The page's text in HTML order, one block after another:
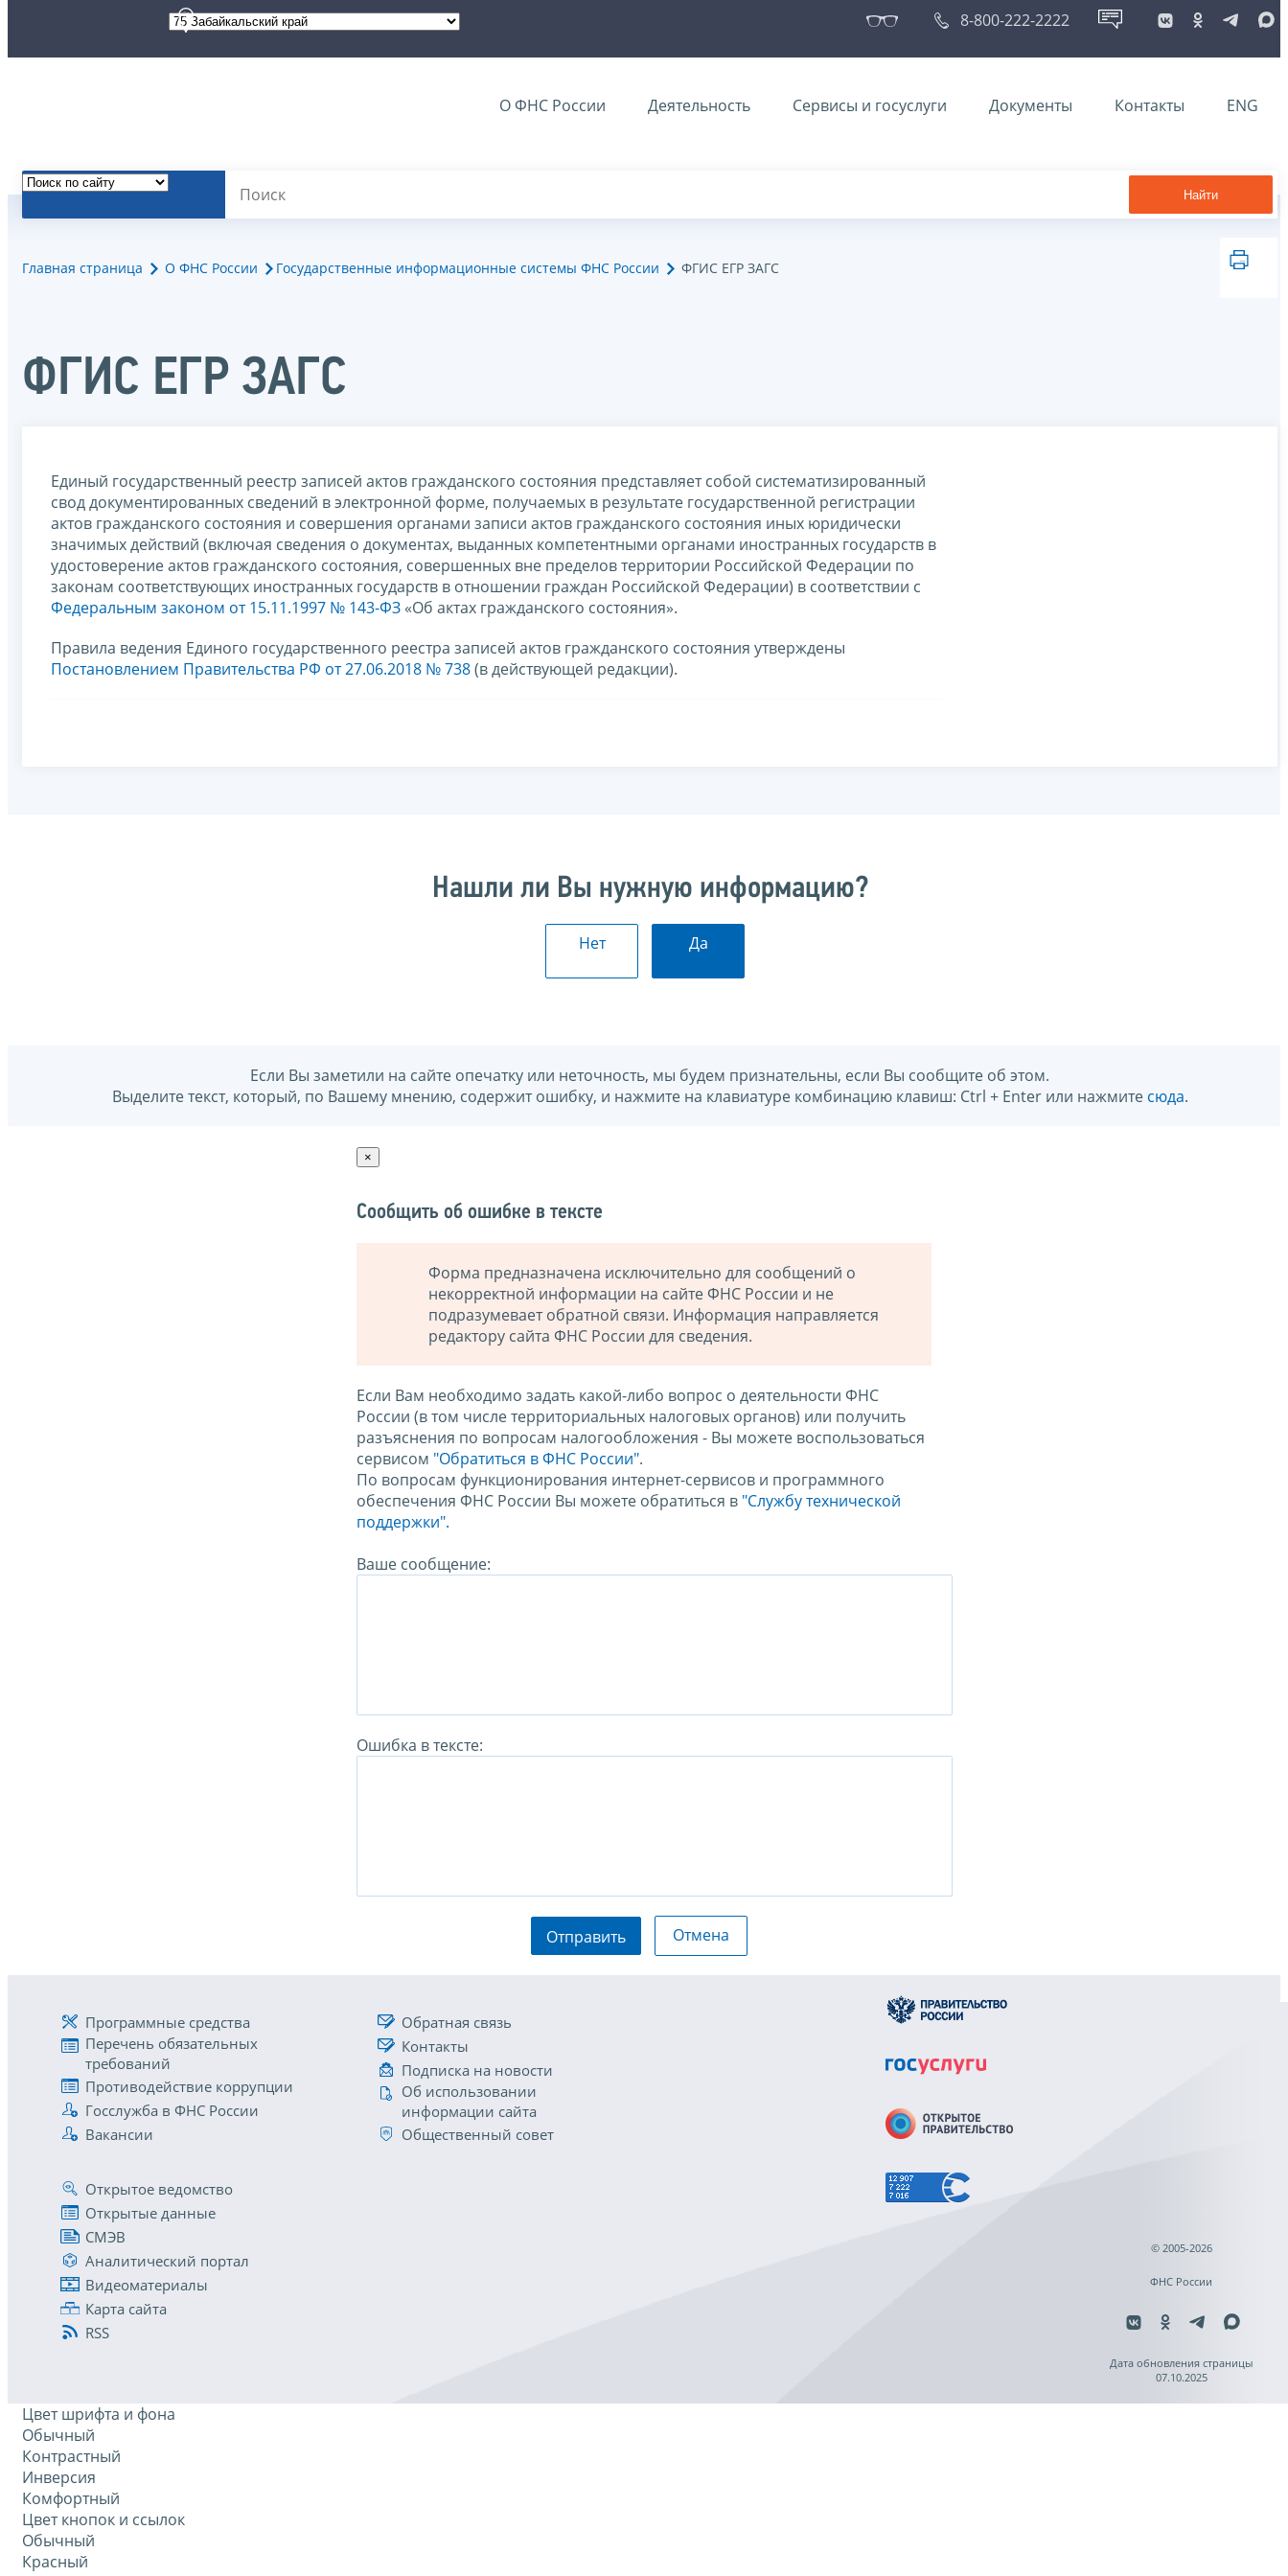
8-800-222-2222
О ФНС России Деятельность Сервисы и госуслуги Документы Контакты ENG
Найти
Главная страница О ФНС России Государственные информационные системы ФНС России ФГИС ЕГР ЗАГС
ФГИС ЕГР ЗАГС
Единый государственный реестр записей актов гражданского состояния представляет собой систематизированный
свод документированных сведений в электронной форме, получаемых в результате государственной регистрации
актов гражданского состояния и совершения органами записи актов гражданского состояния иных юридически
значимых действий (включая сведения о документах, выданных компетентными органами иностранных государств в
удостоверение актов гражданского состояния, совершенных вне пределов территории Российской Федерации по
законам соответствующих иностранных государств в отношении граждан Российской Федерации) в соответствии с
Федеральным законом от 15.11.1997 № 143-ФЗ «Об актах гражданского состояния».
Правила ведения Единого государственного реестра записей актов гражданского состояния утверждены
Постановлением Правительства РФ от 27.06.2018 № 738(в действующей редакции).
Нашли ли Вы нужную информацию?
Нет Да
Если Вы заметили на сайте опечатку или неточность, мы будем признательны, если Вы сообщите об этом.
Выделите текст, который, по Вашему мнению, содержит ошибку, и нажмите на клавиатуре комбинацию клавиш: Ctrl + Enter или нажмите сюда.
×
Сообщить об ошибке в тексте
Форма предназначена исключительно для сообщений о
некорректной информации на сайте ФНС России и не
подразумевает обратной связи. Информация направляется
редактору сайта ФНС России для сведения.
Если Вам необходимо задать какой-либо вопрос о деятельности ФНС
России (в том числе территориальных налоговых органов) или получить
разъяснения по вопросам налогообложения - Вы можете воспользоваться
сервисом "Обратиться в ФНС России".
По вопросам функционирования интернет-сервисов и программного
обеспечения ФНС России Вы можете обратиться в "Службу технической
поддержки".
Ваше сообщение:
Ошибка в тексте:
Отправить Отмена
Программные средства
Перечень обязательных
требований
Противодействие коррупции
Госслужба в ФНС России
Вакансии
Обратная связь
Контакты
Подписка на новости
Об использовании
информации сайта
Общественный совет
Открытое ведомство
Открытые данные
СМЭВ
Аналитический портал
Видеоматериалы
Карта сайта
RSS
© 2005-2026
ФНС России
Дата обновления страницы
07.10.2025
Цвет шрифта и фона
Обычный
Контрастный
Инверсия
Комфортный
Цвет кнопок и ссылок
Обычный
Красный